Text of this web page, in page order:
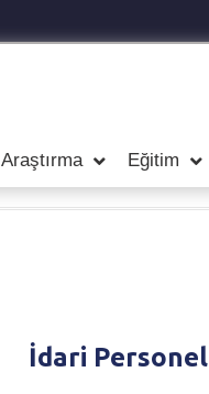
Araştırma Eğitim
İdari Personel